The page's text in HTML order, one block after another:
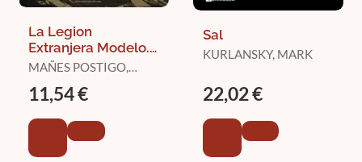
La Legion
Extranjera Modelo.
Tercio Extranjeros
MAÑES POSTIGO,
11,54 €
Sal
KURLANSKY, MARK
22,02 €